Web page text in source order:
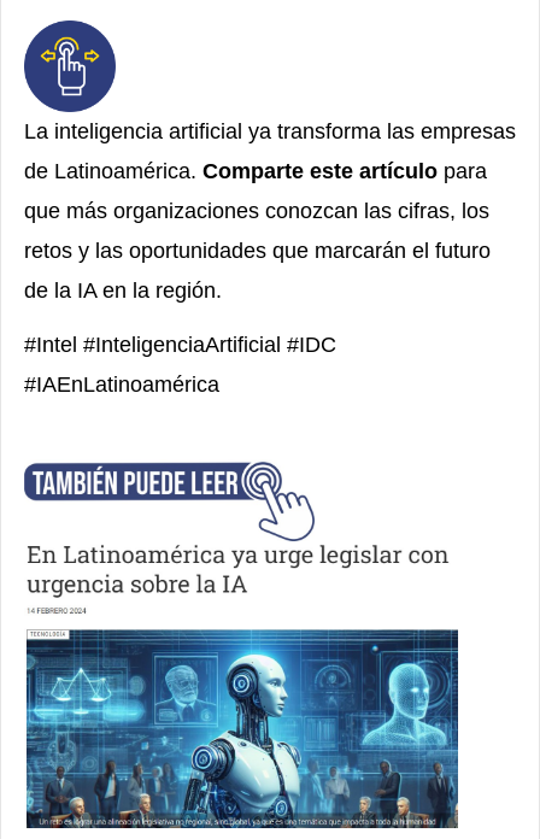
La inteligencia artificial ya transforma las empresas
de Latinoamérica. Comparte este artículo para
que más organizaciones conozcan las cifras, los
retos y las oportunidades que marcarán el futuro
de la IA en la región.
#Intel #InteligenciaArtificial #IDC
#IAEnLatinoamérica